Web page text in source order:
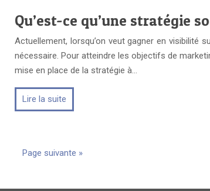
Qu’est-ce qu’une stratégie
Actuellement, lorsqu’on veut gagner en visibilité
nécessaire. Pour atteindre les objectifs de
mise en place de la stratégie à…
Lire la suite
Page suivante »